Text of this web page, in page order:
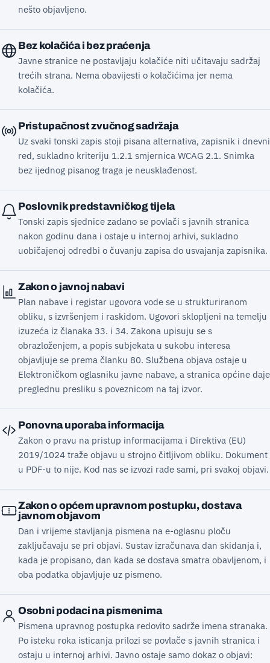
nešto objavljeno.
Bez kolačića i bez praćenja
Javne stranice ne postavljaju kolačiće niti učitavaju sadržaj
trećih strana. Nema obavijesti o kolačićima jer nema
kolačića.
Pristupačnost zvučnog sadržaja
Uz svaki tonski zapis stoji pisana alternativa, zapisnik i dnevni
red, sukladno kriteriju 1.2.1 smjernica WCAG 2.1. Snimka
bez ijednog pisanog traga je neusklađenost.
Poslovnik predstavničkog tijela
Tonski zapis sjednice zadano se povlači s javnih stranica
nakon godinu dana i ostaje u internoj arhivi, sukladno
uobičajenoj odredbi o čuvanju zapisa do usvajanja zapisnika.
Zakon o javnoj nabavi
Plan nabave i registar ugovora vode se u strukturiranom
obliku, s izvršenjem i raskidom. Ugovori sklopljeni na temelju
izuzeća iz članaka 33. i 34. Zakona upisuju se s
obrazloženjem, a popis subjekata u sukobu interesa
objavljuje se prema članku 80. Službena objava ostaje u
Elektroničkom oglasniku javne nabave, a stranica općine daje
preglednu presliku s poveznicom na taj izvor.
Ponovna uporaba informacija
Zakon o pravu na pristup informacijama i Direktiva (EU)
2019/1024 traže objavu u strojno čitljivom obliku. Dokument
u PDF-u to nije. Kod nas se izvozi rade sami, pri svakoj objavi.
Zakon o općem upravnom postupku, dostava
javnom objavom
Dan i vrijeme stavljanja pismena na e-oglasnu ploču
zaključavaju se pri objavi. Sustav izračunava dan skidanja i,
kada je propisano, dan kada se dostava smatra obavljenom, i
oba podatka objavljuje uz pismeno.
Osobni podaci na pismenima
Pismena upravnog postupka redovito sadrže imena stranaka.
Po isteku roka isticanja prilozi se povlače s javnih stranica i
ostaju u internoj arhivi. Javno ostaje samo dokaz o objavi: